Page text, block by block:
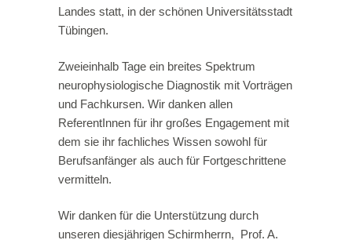
Landes statt, in der schönen Universitätsstadt
Tübingen.
Zweieinhalb Tage ein breites Spektrum
neurophysiologische Diagnostik mit Vorträgen
und Fachkursen. Wir danken allen
ReferentInnen für ihr großes Engagement mit
dem sie ihr fachliches Wissen sowohl für
Berufsanfänger als auch für Fortgeschrittene
vermitteln.
Wir danken für die Unterstützung durch
unseren diesjährigen Schirmherrn, Prof. A.